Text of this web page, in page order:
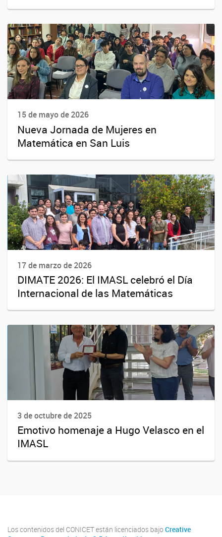
15 de mayo de 2026
Nueva Jornada de Mujeres en
Matemática en San Luis
17 de marzo de 2026
DIMATE 2026: El IMASL celebró el Día
Internacional de las Matemáticas
3 de octubre de 2025
Emotivo homenaje a Hugo Velasco en el
IMASL
Los contenidos del CONICET están licenciados bajo Creative